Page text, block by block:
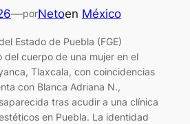
—porNetoen México
Estado de Puebla (FGE)
del cuerpo de una mujer en el
Tlaxcala, con coincidencias
con Blanca Adriana N.,
tras acudir a una clínica
en Puebla. La identidad